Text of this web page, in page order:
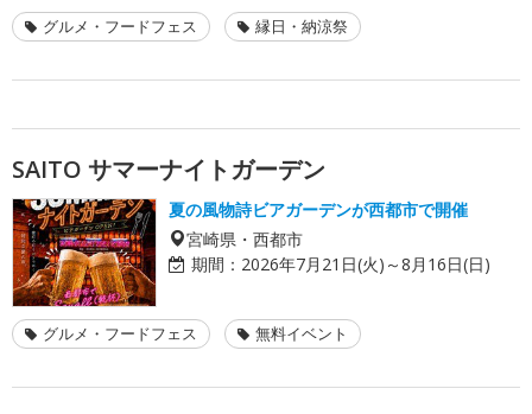
グルメ・フードフェス 縁日・納涼祭
SAITO サマーナイトガーデン
夏の風物詩ビアガーデンが西都市で開催
宮崎県・西都市
期間： 2026年7月21日(火)～8月16日(日)
グルメ・フードフェス 無料イベント